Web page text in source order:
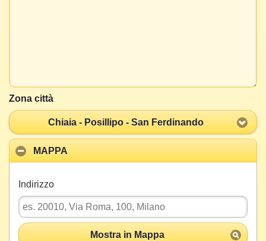
Zona città
Chiaia - Posillipo - San Ferdinando
MAPPA
Indirizzo
Mostra in Mappa